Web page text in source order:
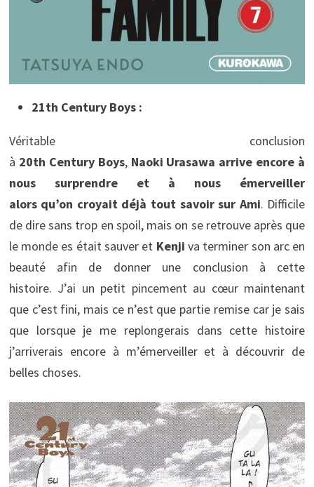
21th Century Boys :
Véritable conclusion
à 20th Century Boys, Naoki Urasawa arrive encore à
nous surprendre et à nous émerveiller
alors qu’on croyait déjà tout savoir sur Ami. Difficile
de dire sans trop en spoil, mais on se retrouve après que
le monde es était sauver et Kenji va terminer son arc en
beauté afin de donner une conclusion à cette
histoire. J’ai un petit pincement au cœur maintenant
que c’est fini, mais ce n’est que partie remise car je sais
que lorsque je me replongerais dans cette histoire
j’arriverais encore à m’émerveiller et à découvrir de
belles choses.